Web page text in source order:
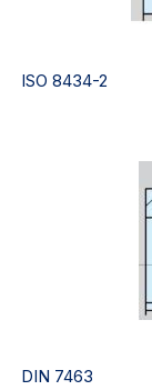
ISO 8434-2
DIN 7463